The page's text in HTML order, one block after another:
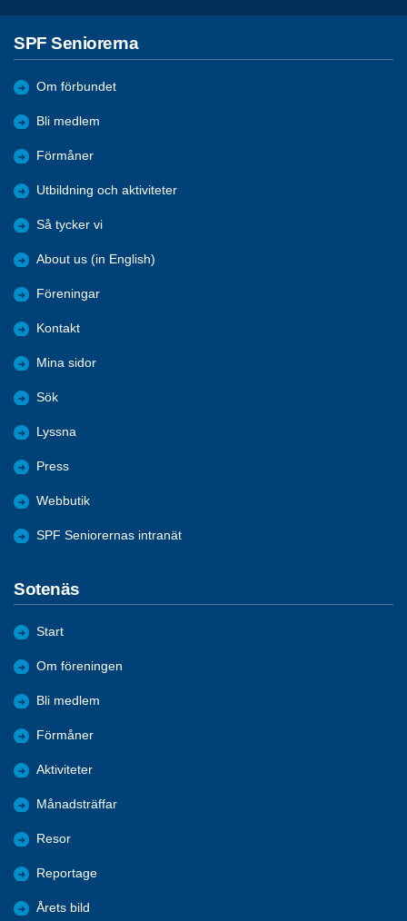
SPF Seniorerna
Om förbundet
Bli medlem
Förmåner
Utbildning och aktiviteter
Så tycker vi
About us (in English)
Föreningar
Kontakt
Mina sidor
Sök
Lyssna
Press
Webbutik
SPF Seniorernas intranät
Sotenäs
Start
Om föreningen
Bli medlem
Förmåner
Aktiviteter
Månadsträffar
Resor
Reportage
Årets bild